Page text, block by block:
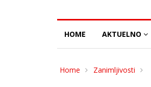
HOME AKTUELNO
Home Zanimljivosti